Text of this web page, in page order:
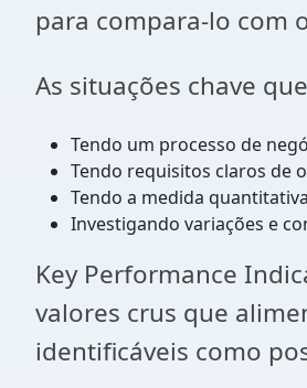
para compara-lo com
As situações chave
Tendo um processo de
Tendo requisitos claros de
Tendo a medida
Investigando variações e
Key Performance
valores crus que
identificáveis como